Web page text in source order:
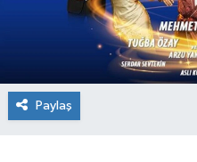
Paylaş
Sağlık
Teknoloji
Yaşam